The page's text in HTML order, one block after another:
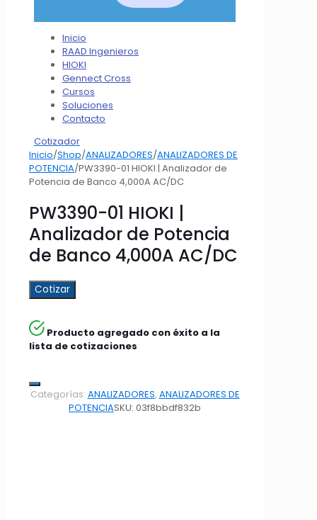
Inicio
RAAD Ingenieros
HIOKI
Gennect Cross
Cursos
Soluciones
Contacto
Cotizador
Inicio/Shop/ANALIZADORES/ANALIZADORES DE
POTENCIA/PW3390-01 HIOKI | Analizador de
Potencia de Banco 4,000A AC/DC
PW3390-01 HIOKI |
Analizador de Potencia
de Banco 4,000A AC/DC
Cotizar
Producto agregado con éxito a la
lista de cotizaciones
Categorías: ANALIZADORES, ANALIZADORES DE
POTENCIASKU: 03f8bbdf832b